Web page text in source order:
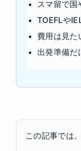
スマ留で国
TOEFLや
費用は見た
出発準備だ
この記事では